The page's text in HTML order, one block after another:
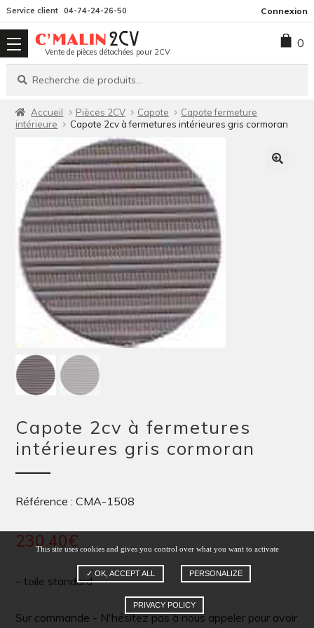
la
navigation
contenu
Service client 04-74-24-26-50 Connexion
Vente de pièces détachées pour 2CV
Recherche
Recherche
0
Accueil Pièces 2CV Capote
Capote fermeture
intérieure
Capote 2cv à fermetures intérieures gris cormoran
Capote 2cv à fermetures
intérieures gris cormoran
Référence : CMA-1508
230,40€
– toile standard
Sur commande - N'hésitez pas à nous appeler pour avoir
This site uses cookies and gives you control over what you want to activate
✓ OK, ACCEPT ALL PERSONALIZE
PRIVACY POLICY